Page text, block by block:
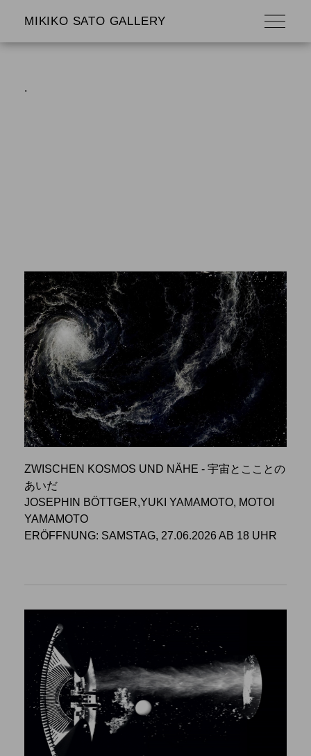
MIKIKO SATO GALLERY
.
ZWISCHEN KOSMOS UND NÄHE - 宇宙とこことの
あいだ
JOSEPHIN BÖTTGER,YUKI YAMAMOTO, MOTOI
YAMAMOTO
ERÖFFNUNG: SAMSTAG, 27.06.2026 AB 18 UHR